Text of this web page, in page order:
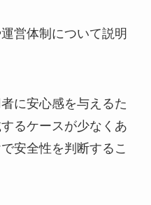
営体制について説明
に安心感を与えるた
るケースが少なくあ
安全性を判断するこ